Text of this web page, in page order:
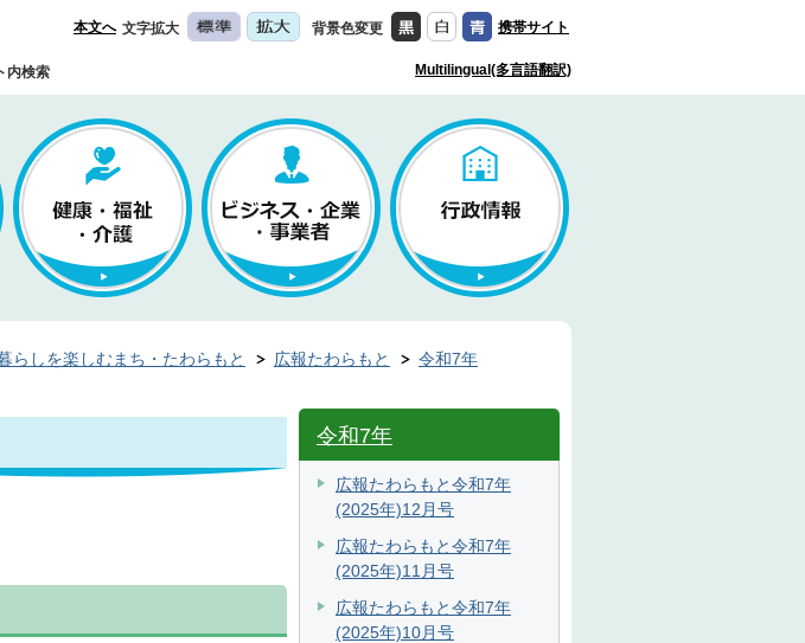
本文へ 文字拡大 背景色変更 携帯サイト
内検索 Multilingual(多言語翻訳)
らしを楽しむまち・たわらもと 広報たわらもと
令和7年
令和7年
広報たわらもと令和7年
(2025年)12月号
広報たわらもと令和7年
(2025年)11月号
広報たわらもと令和7年
(2025年)10月号